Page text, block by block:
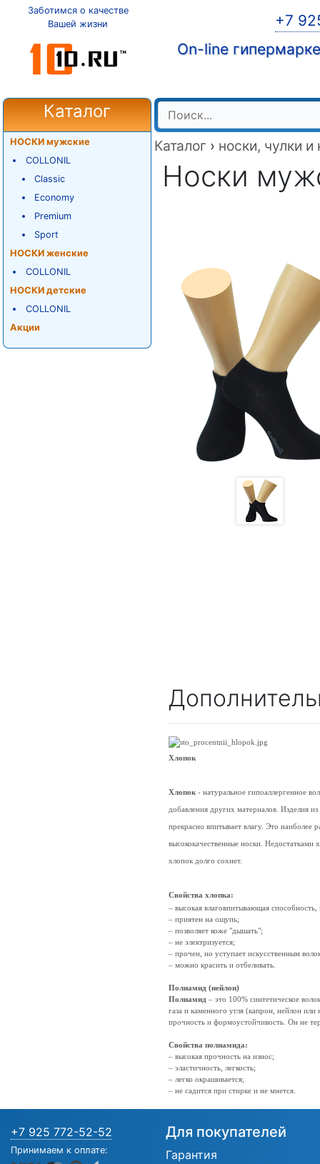
Заботимся о качестве
Вашей жизни
+7
On-line
Каталог
НОСКИ мужские
COLLONIL
Classic
Economy
Premium
Sport
НОСКИ женские
COLLONIL
НОСКИ детские
COLLONIL
Акции
Каталог › носки, чулки и
Носки
Хлопок
Хлопок - натуральное гипоаллергенное
добавления других материалов. Изделия
прекрасно впитывает влагу. Это наиболее
высококачественные носки.
хлопок долго сохнет.
Свойства хлопка:
– высокая влаговпитывающая
– приятен на ощупь;
– позволяет коже "дышать";
– не электризуется;
– прочен, но уступает искусственным
– можно красить и отбеливать.
Полиамид (нейлон)
Полиамид – это 100% синтетическое
газа и каменного угля (капрон, нейлон
прочность и формоустойчивость. Он не
Свойства полиамида:
– высокая прочность на износ;
– эластичность, легкость;
– легко окрашивается;
– не садится при стирке и не мнется.
+7 925 772-52-52
Принимаем к оплате:
Для покупателей
Гарантия